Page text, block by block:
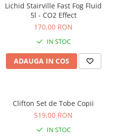
Lichid Stairville Fast Fog Fluid
5l - CO2 Effect
170,00 RON
IN STOC
ADAUGA IN COS
Clifton Set de Tobe Copii
519,00 RON
IN STOC